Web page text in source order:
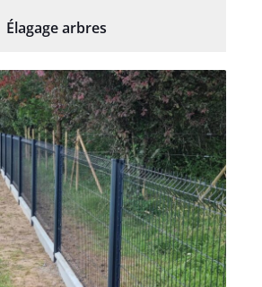
Élagage arbres